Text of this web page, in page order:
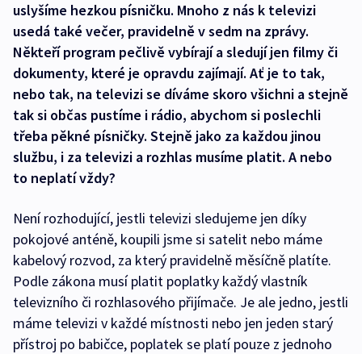
uslyšíme hezkou písničku. Mnoho z nás k televizi
usedá také večer, pravidelně v sedm na zprávy.
Někteří program pečlivě vybírají a sledují jen filmy či
dokumenty, které je opravdu zajímají. Ať je to tak,
nebo tak, na televizi se díváme skoro všichni a stejně
tak si občas pustíme i rádio, abychom si poslechli
třeba pěkné písničky. Stejně jako za každou jinou
službu, i za televizi a rozhlas musíme platit. A nebo
to neplatí vždy?
Není rozhodující, jestli televizi sledujeme jen díky
pokojové anténě, koupili jsme si satelit nebo máme
kabelový rozvod, za který pravidelně měsíčně platíte.
Podle zákona musí platit poplatky každý vlastník
televizního či rozhlasového přijímače. Je ale jedno, jestli
máme televizi v každé místnosti nebo jen jeden starý
přístroj po babičce, poplatek se platí pouze z jednoho